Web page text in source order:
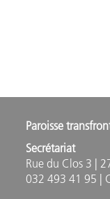
Paroisse
Secrétariat
Rue du Clos 3 |
032 493 41 95 |